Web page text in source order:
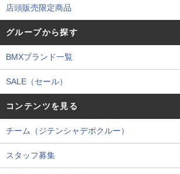
店頭販売限定商品
グループから探す
BMXブランド一覧
SALE（セール）
コンテンツを見る
チーム（ジテンシャデポクルー）
スタッフ募集